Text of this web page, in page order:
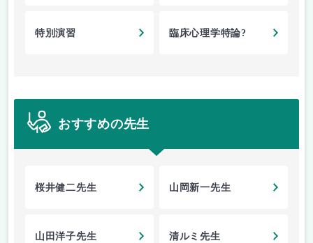
特別演習 臨床心理学特論?
おすすめの先生
桜井健二先生 山岡新一先生
山田洋子先生 清ルミ先生